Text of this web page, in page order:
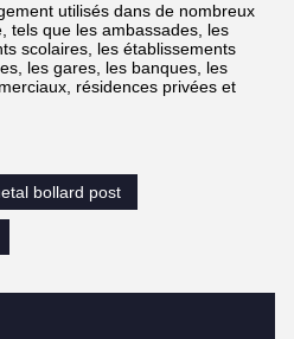
utilisés dans de nombreux
tels que les ambassades, les
scolaires, les établissements
les gares, les banques, les
résidences privées et
bollard post